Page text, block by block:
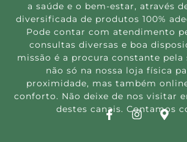
a saúde e o bem-estar, através
diversificada de produtos 100%
Pode contar com atendimento
consultas diversas e boa
missão é a procura constante pela
não só na nossa loja física
proximidade, mas também
conforto. Não deixe de nos visitar
destes canais. Contamos